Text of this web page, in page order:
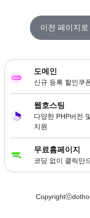
이전 페이지로
도메인
신규 등록 할인쿠
웹호스팅
다양한 PHP버전
지원
무료홈페이지
코딩 없이 클릭만